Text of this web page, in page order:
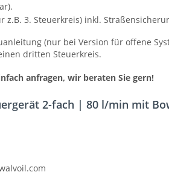
3. Steuerkreis) inkl.
(nur bei Version für offene
dritten Steuerkreis.
anfragen, wir beraten Sie gern!
2-fach | 80 l/min mit